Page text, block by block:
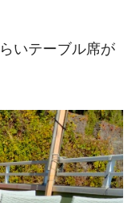
いテーブル席が